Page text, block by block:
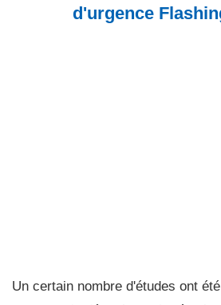
d'urgence
Un certain nombre d'études ont